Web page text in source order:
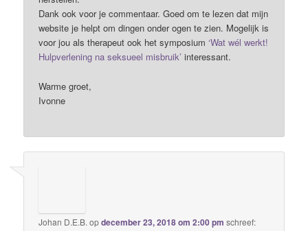
Dank ook voor je commentaar. Goed om te lezen dat mijn
website je helpt om dingen onder ogen te zien. Mogelijk is
voor jou als therapeut ook het symposium ‘Wat wél werkt!
Hulpverlening na seksueel misbruik’ interessant.
Warme groet,
Ivonne
Johan D.E.B. opdecember 23, 2018 om 2:00 pm schreef: